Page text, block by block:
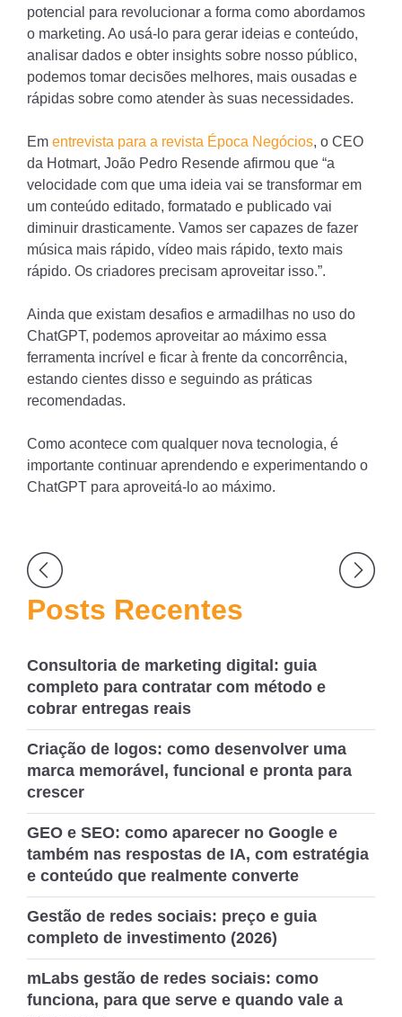
potencial para revolucionar a forma como abordamos
o marketing. Ao usá-lo para gerar ideias e conteúdo,
analisar dados e obter insights sobre nosso público,
podemos tomar decisões melhores, mais ousadas e
rápidas sobre como atender às suas necessidades.
Em entrevista para a revista Época Negócios, o CEO
da Hotmart, João Pedro Resende afirmou que “a
velocidade com que uma ideia vai se transformar em
um conteúdo editado, formatado e publicado vai
diminuir drasticamente. Vamos ser capazes de fazer
música mais rápido, vídeo mais rápido, texto mais
rápido. Os criadores precisam aproveitar isso.”.
Ainda que existam desafios e armadilhas no uso do
ChatGPT, podemos aproveitar ao máximo essa
ferramenta incrível e ficar à frente da concorrência,
estando cientes disso e seguindo as práticas
recomendadas.
Como acontece com qualquer nova tecnologia, é
importante continuar aprendendo e experimentando o
ChatGPT para aproveitá-lo ao máximo.
Navegação
de
Posts Recentes
Consultoria de marketing digital: guia
completo para contratar com método e
cobrar entregas reais
Criação de logos: como desenvolver uma
marca memorável, funcional e pronta para
crescer
GEO e SEO: como aparecer no Google e
também nas respostas de IA, com estratégia
e conteúdo que realmente converte
Gestão de redes sociais: preço e guia
completo de investimento (2026)
mLabs gestão de redes sociais: como
funciona, para que serve e quando vale a